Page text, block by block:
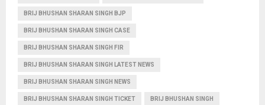
BRIJ BHUSHAN SHARAN SINGH BJP
BRIJ BHUSHAN SHARAN SINGH CASE
BRIJ BHUSHAN SHARAN SINGH FIR
BRIJ BHUSHAN SHARAN SINGH LATEST NEWS
BRIJ BHUSHAN SHARAN SINGH NEWS
BRIJ BHUSHAN SHARAN SINGH TICKET BRIJ BHUSHAN SINGH